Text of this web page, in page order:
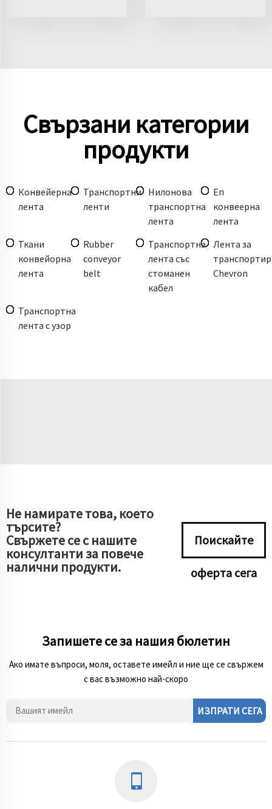
Свързани категории
продукти
Конвейерна
лента
Транспортни
ленти
Нилонова
транспортна
лента
Еп
конвеерна
лента
Ткани
конвейорна
лента
Rubber
conveyor
belt
Транспортна
лента със
стоманен
кабел
Лента за
Chevron
Транспортна
лента с узор
Не намирате това, което
търсите?
Свържете се с нашите
консултанти за повече
налични продукти.
Поискайте
оферта сега
Запишете се за нашия бюлетин
Ако имате въпроси, моля, оставете имейл и ние ще се свържем
с вас възможно най-скоро
ИЗПРАТИ СЕГА